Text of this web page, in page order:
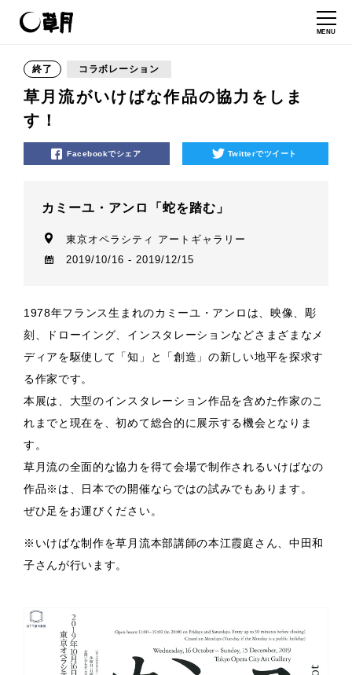
MENU
終了 コラボレーション
草月流がいけばな作品の協力をしま
す！
Facebookでシェア Twitterでツイート
カミーユ・アンロ「蛇を踏む」
東京オペラシティ アートギャラリー
2019/10/16 - 2019/12/15
1978年フランス生まれのカミーユ・アンロは、映像、彫
刻、ドローイング、インスタレーションなどさまざまなメ
ディアを駆使して「知」と「創造」の新しい地平を探求す
る作家です。
本展は、大型のインスタレーション作品を含めた作家のこ
れまでと現在を、初めて総合的に展示する機会となりま
す。
草月流の全面的な協力を得て会場で制作されるいけばなの
作品※は、日本での開催ならではの試みでもあります。
ぜひ足をお運びください。
※いけばな制作を草月流本部講師の本江霞庭さん、中田和
子さんが行います。